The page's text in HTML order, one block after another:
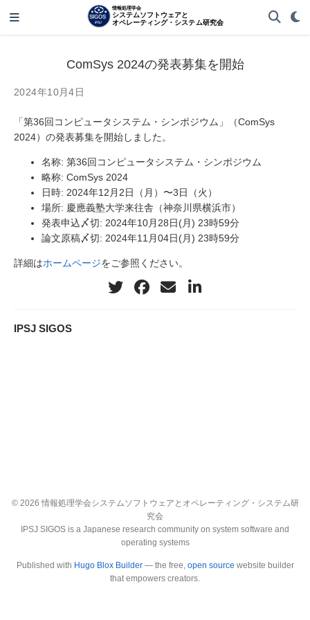
ComSys 2024の発表募集を開始
2024年10月4日
「第36回コンピュータシステム・シンポジウム」（ComSys
2024）の発表募集を開始しました。
名称: 第36回コンピュータシステム・シンポジウム
略称: ComSys 2024
日時: 2024年12月2日（月）〜3日（火）
場所: 慶應義塾大学来往舎（神奈川県横浜市）
発表申込〆切: 2024年10月28日(月) 23時59分
論文原稿〆切: 2024年11月04日(月) 23時59分
詳細はホームページをご参照ください。
IPSJ SIGOS
© 2026 情報処理学会システムソフトウェアとオペレーティング・システム研
究会
IPSJ SIGOS is a Japanese research community on system software and
operating systems
Published with Hugo Blox Builder— the free, open source website builder
that empowers creators.